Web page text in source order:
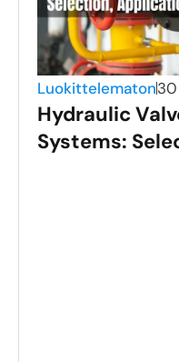
Luokittelematon
Hydraulic
Systems: